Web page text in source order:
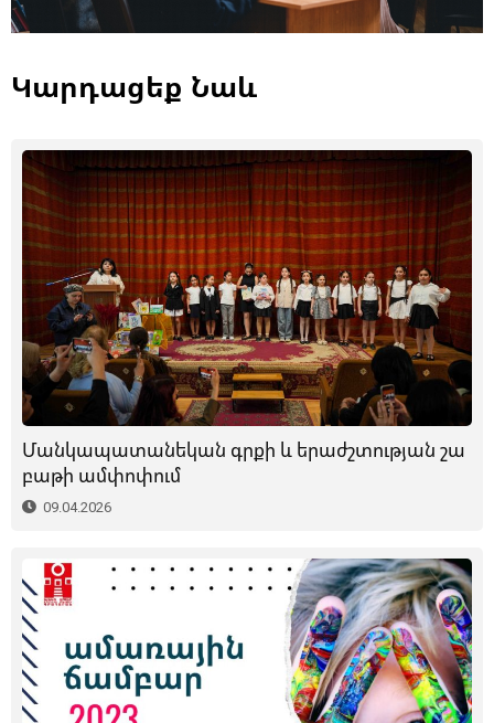
Կարդացեք Նաև
Մանկապատանեկան գրքի և երաժշտության շա
բաթի ամփոփում
09.04.2026